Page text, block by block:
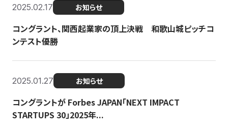
2025.02.17 お知らせ
コングラント、関西起業家の頂上決戦 和歌山城ピッチコ
ンテスト優勝
2025.01.27 お知らせ
コングラントが Forbes JAPAN「NEXT IMPACT
STARTUPS 30」2025年...